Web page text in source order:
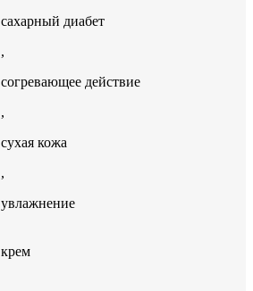
сахарный диабет
,
согревающее действие
,
сухая кожа
,
увлажнение
крем